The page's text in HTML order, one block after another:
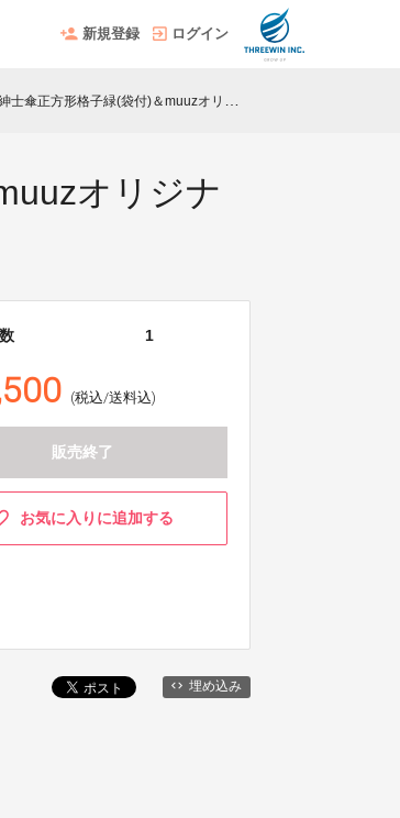
新規登録 ログイン
付)＆muuzオリジナルエコバッグ＆ガイドブック＆チケット2枚
オリジナ
1
(税込/送料込)
販売終了
お気に入りに追加する
埋め込み